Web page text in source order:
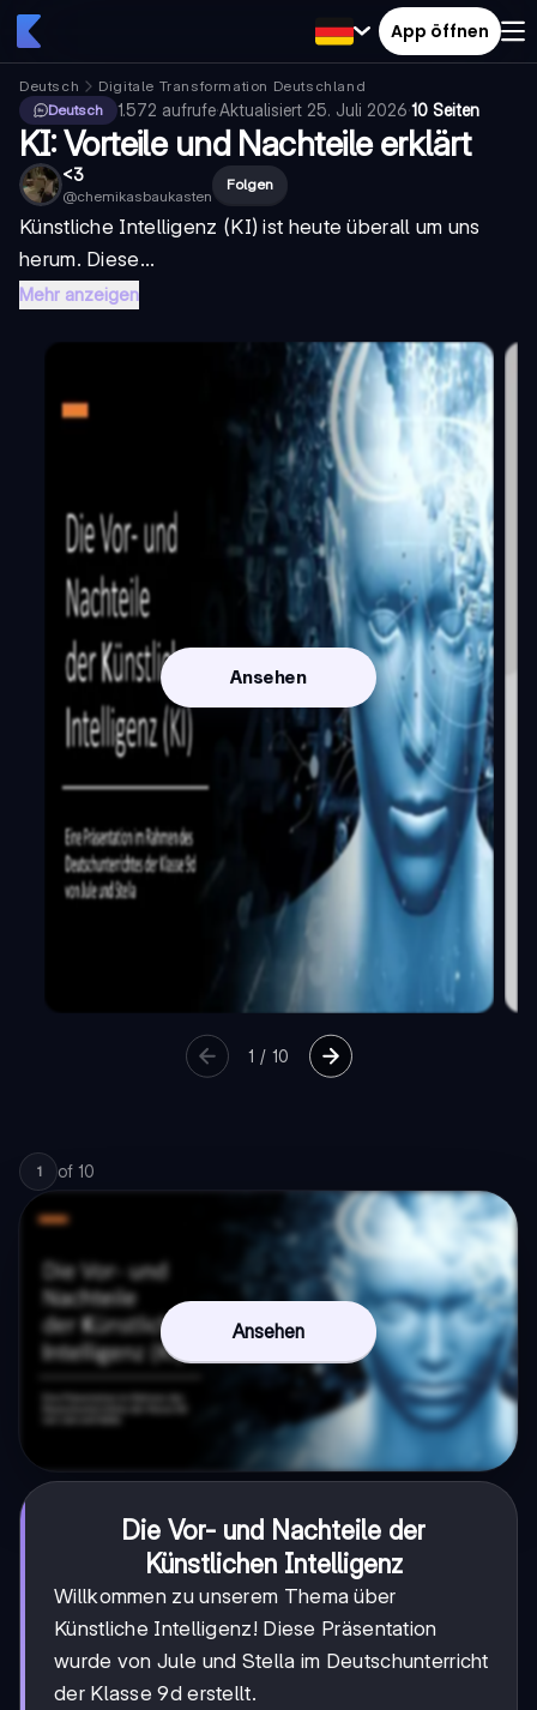
App öffnen
Deutsch
Digitale Transformation Deutschland
Deutsch
1.572 aufrufe·Aktualisiert 25. Juli 2026·10 Seiten
KI: Vorteile und Nachteile erklärt
<3
@chemikasbaukasten
Folgen
Künstliche Intelligenz (KI) ist heute überall um uns
herum. Diese...
Mehr anzeigen
Ansehen
1 / 10
1 of 10
Ansehen
Die Vor- und Nachteile der
Künstlichen Intelligenz
Willkommen zu unserem Thema über
Künstliche Intelligenz! Diese Präsentation
wurde von Jule und Stella im Deutschunterricht
der Klasse 9d erstellt.